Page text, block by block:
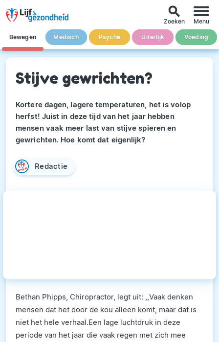
Bewegen Medisch Psyche Uiterlijk Voeding
search
Zoeken Menu
Stijve gewrichten?
Kortere dagen, lagere temperaturen, het is volop
herfst! Juist in deze tijd van het jaar hebben
mensen vaak meer last van stijve spieren en
gewrichten. Hoe komt dat eigenlijk?
Redactie
Bethan Phipps, Chiropractor, legt uit: ,,Vaak denken
mensen dat het door de kou alleen komt, maar dat is
niet het hele verhaal.Een lage luchtdruk in deze
periode van het jaar die vaak regen met zich mee